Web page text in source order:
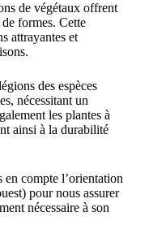
de végétaux offrent
formes. Cette
attrayantes et
des espèces
nécessitant un
les plantes à
ainsi à la durabilité
en compte l’orientation
pour nous assurer
nécessaire à son